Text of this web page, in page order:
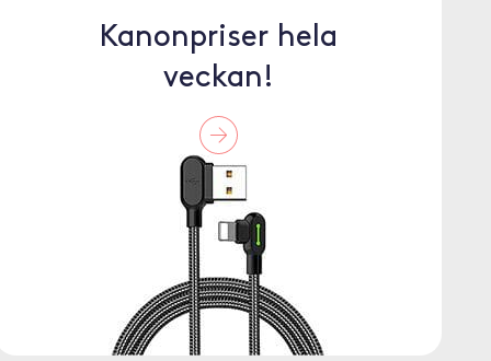
Kanonpriser hela
veckan!